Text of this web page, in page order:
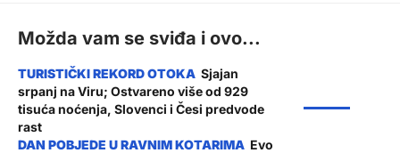
Možda vam se sviđa i ovo...
Sjajan
srpanj na Viru; Ostvareno više od 929
tisuća noćenja, Slovenci i Česi predvode
rast
Evo